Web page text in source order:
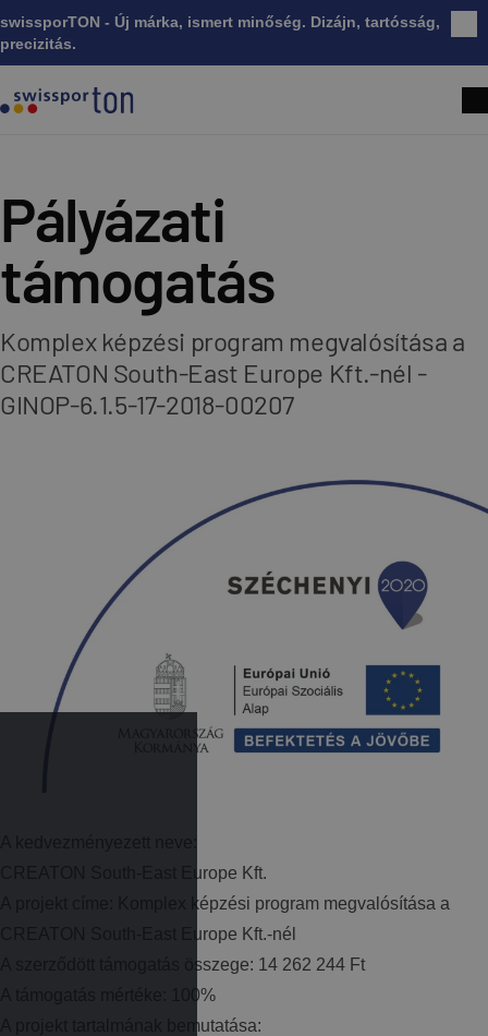
swissporTON - Új márka, ismert minőség. Dizájn, tartósság,
precizitás.
Pályázati
támogatás
Komplex képzési program megvalósítása a
CREATON South-East Europe Kft.-nél -
GINOP-6.1.5-17-2018-00207
CREATON South-East Europe Kft.
A projekt címe: Komplex képzési program megvalósítása a
CREATON South-East Europe Kft.-nél
A szerződött támogatás összege: 14 262 244 Ft
A támogatás mértéke: 100%
A projekt tartalmának bemutatása: